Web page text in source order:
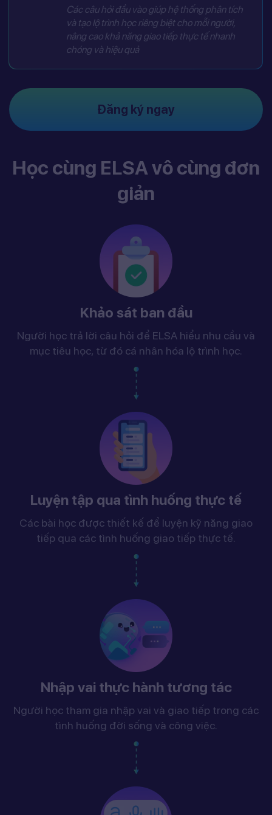
Các câu hỏi đầu vào giúp hệ thống phân tích
và tạo lộ trình học riêng biệt cho mỗi người,
nâng cao khả năng giao tiếp thực tế nhanh
chóng và hiệu quả
Đăng ký ngay
Học cùng ELSA vô cùng đơn
giản
Khảo sát ban đầu
Người học trả lời câu hỏi để ELSA hiểu nhu cầu và
mục tiêu học, từ đó cá nhân hóa lộ trình học.
Luyện tập qua tình huống thực tế
Các bài học được thiết kế để luyện kỹ năng giao
tiếp qua các tình huống giao tiếp thực tế.
Nhập vai thực hành tương tác
Người học tham gia nhập vai và giao tiếp trong các
tình huống đời sống và công việc.